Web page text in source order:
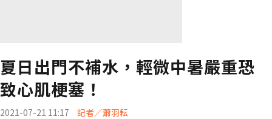
夏日出門不補水，輕微中暑嚴重恐
致心肌梗塞！
2021-07-21 11:17 記者／蕭羽耘